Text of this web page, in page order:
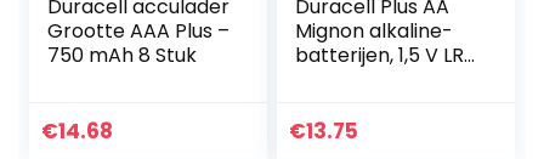
Duracell acculader
Grootte AAA Plus –
750 mAh 8 Stuk
€14.68
Duracell Plus AA
Mignon alkaline-
batterijen, 1,5 V LR6
€13.75